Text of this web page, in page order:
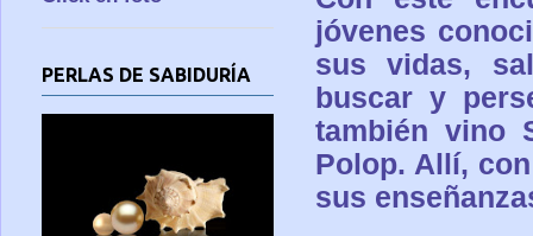
jóvenes
sus vidas,
buscar y
también vino
Polop. Allí,
sus
PERLAS DE SABIDURÍA